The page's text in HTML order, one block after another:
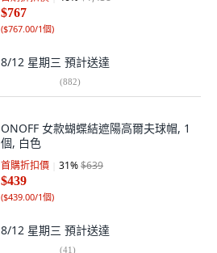
$767
($767.00/1個)
8/12 星期三 預計送達
(882)
ONOFF 女款蝴蝶結遮陽高爾夫球帽, 1
個, 白色
首購折扣價 31%$639
$439
($439.00/1個)
8/12 星期三 預計送達
(41)